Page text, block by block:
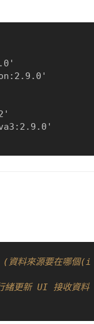
資料來源要在哪個(i
更新 UI 接收資料